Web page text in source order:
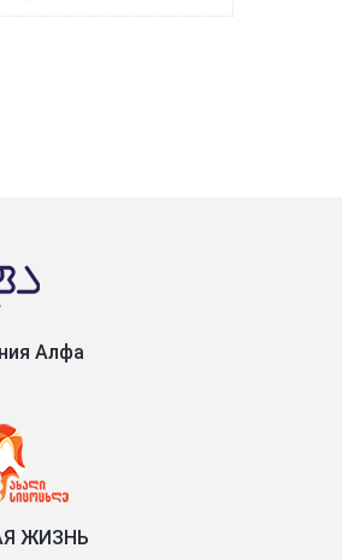
Алфа
ЖИЗНЬ